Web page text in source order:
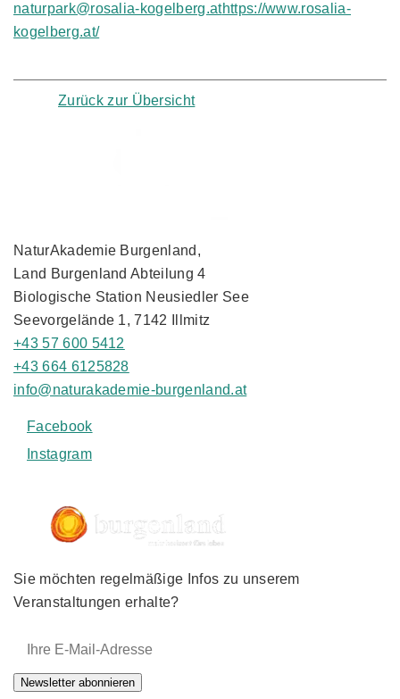
naturpark@rosalia-kogelberg.athttps://www.rosalia-
kogelberg.at/
Zurück zur Übersicht
NaturAkademie Burgenland,
Land Burgenland Abteilung 4
Biologische Station Neusiedler See
Seevorgelände 1, 7142 Illmitz
+43 57 600 5412
+43 664 6125828
info@naturakademie-burgenland.at
Facebook
Instagram
Sie möchten regelmäßige Infos zu unserem
Veranstaltungen erhalte?
Newsletter abonnieren